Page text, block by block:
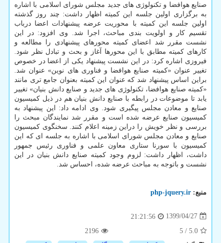
صنایع هوافضا و تکنولوژی های جدید مجلس شورای اسلامی با اشاره
به برگزاری اولین جلسه این کمیته اظهار داشت: چند روز گذشته
اولین جلسه این کمیته با محوریت عرضه پیشنهادات اعضا درباب
تقسیم کار و اولویت بندی مباحث، اجرا شد. وی افزود: در این
نشست مقرر شد اعضای کمیته محورهای پیشنهادی را مطالعه و
کارهای کمیته مطابق با این محورها آغاز و بحث و تبادل نظر شود.
فیروزی اشاره کرد: در این نشست پیشنهاد یکی از اعضا در خصوص
تغییر عنوان «کمیته صنایع هوافضا و فناوری های نوین» عنوان شد.
براین اساس پیشنهاد شد که عنوان این کمیته بعنوان جامع تری مانند
«کمیته صنایع هوافضا، تکنولوژی های جدید و صنایع دانش بنیان» تغییر
یابد تا موضوعات در رابطه با صنایع دانش بنیان هم در ذیل کمیسیون
صنایع و معادن مجلس پیگیری شود. وی ادامه داد: این پیشنهاد به
کمیسیون صنایع عرضه شده است و مقرر شد نمایندگان مبحث را
بررسی و نظر خویش را دراین زمینه اعلام کنند. سخنگوی کمیسیون
صنایع و معادن مجلس شورای اسلامی با اشاره به جلسه ای که این
کمیسیون با سورنا ستاری معاون علمی و فناوری رئیس جمهور
داشت، اظهار داشت: لزوم وجود کمیته صنایع دانش بنیان در این
نشست و باتوجه به مباحث عرضه شده، احساس شد.
منبع: php-jquery.ir
1399/04/27
21:21:56
5.0
/
5
2196